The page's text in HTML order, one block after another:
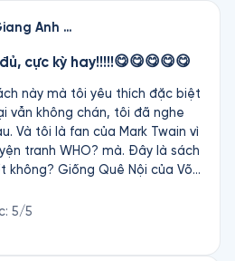
Nguyễn Đăng Giang Anh & Con Của Nguyễn Đăng Giang Anh
cực kỳ hay!!!!!😋😋😋😋😋
này mà tôi yêu thích đặc biệt
vẫn không chán, tôi đã nghe
Và tôi là fan của Mark Twain vì
tranh WHO? mà. Đây là sách
không? Giống Quê Nội của Võ
Tom Sawyer và hut là một
mà tôi thích nhất. Chuyện hay
có vài chương hơn ghê😌😌😌
: 5/5